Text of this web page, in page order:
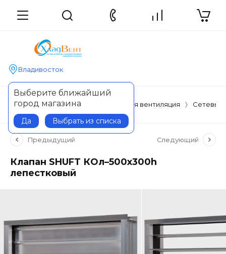
Владивосток
Выберите ближайший
город магазина
Да Выбрать из списка
Главная Вентиляция Наборная вентиляция Сетевые
Предыдущий Следующий
Клапан SHUFT КОл–500х300h
лепестковый